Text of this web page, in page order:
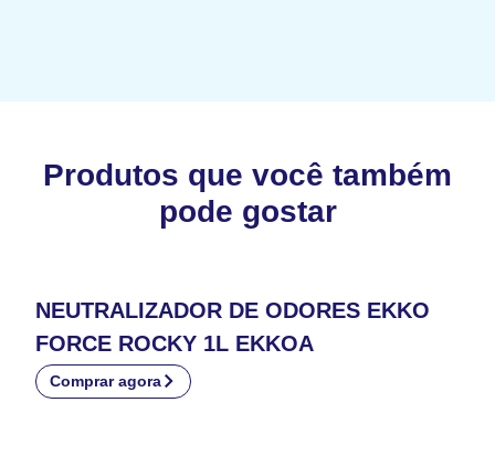
Produtos que você também
pode gostar
NEUTRALIZADOR DE ODORES EKKO
FORCE ROCKY 1L EKKOA
Comprar agora